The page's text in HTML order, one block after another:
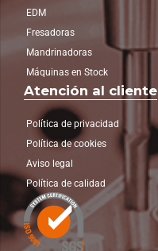
EDM
Fresadoras
Mandrinadoras
Máquinas en Stock
Atención al cliente
Política de privacidad
Política de cookies
Aviso legal
Política de calidad